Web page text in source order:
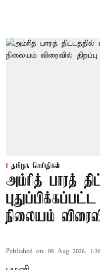
தமிழக செய்திகள்
அம்ரித் பாரத்
நிலையம்
Published on: 08 Aug 2026,